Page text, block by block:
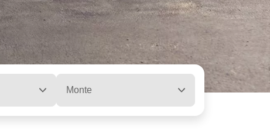
Monte